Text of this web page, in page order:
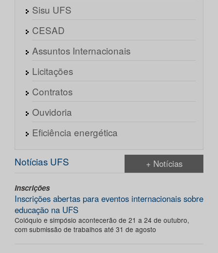
Sisu UFS
CESAD
Assuntos Internacionais
Licitações
Contratos
Ouvidoria
Eficiência energética
Notícias UFS + Notícias
Inscrições
Inscrições abertas para eventos internacionais sobre
educação na UFS
Colóquio e simpósio acontecerão de 21 a 24 de outubro,
com submissão de trabalhos até 31 de agosto